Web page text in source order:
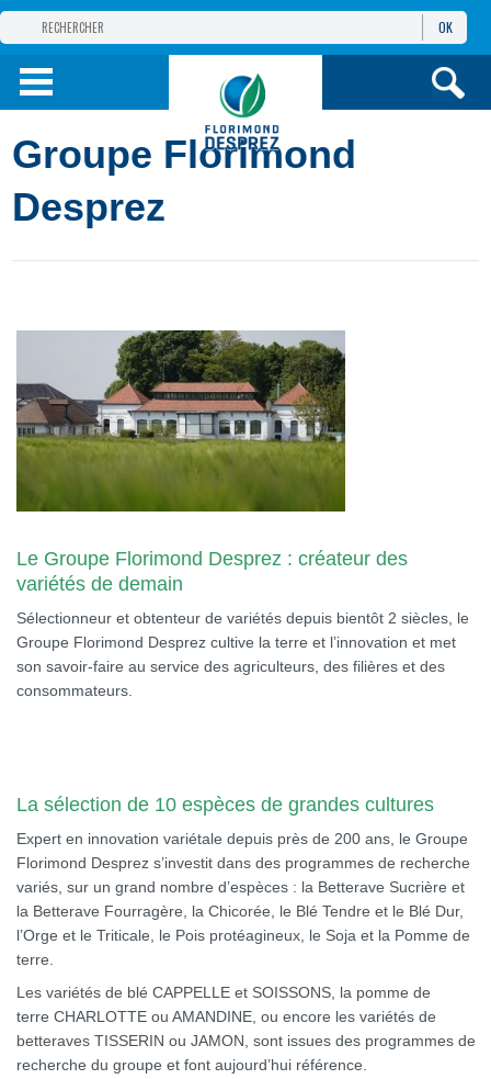
GROUPE
PRODUITS
INFOSET SERVICES
OK
Groupe Florimond
Desprez
Le Groupe Florimond Desprez : créateur des
variétés de demain
Sélectionneur et obtenteur de variétés depuis bientôt 2 siècles, le
Groupe Florimond Desprez cultive la terre et l’innovation et met
son savoir-faire au service des agriculteurs, des filières et des
consommateurs.
La sélection de 10 espèces de grandes cultures
Expert en innovation variétale depuis près de 200 ans, le Groupe
Florimond Desprez s’investit dans des programmes de recherche
variés, sur un grand nombre d’espèces : la Betterave Sucrière et
la Betterave Fourragère, la Chicorée, le Blé Tendre et le Blé Dur,
l’Orge et le Triticale, le Pois protéagineux, le Soja et la Pomme de
terre.
Les variétés de blé CAPPELLE et SOISSONS, la pomme de
terre CHARLOTTE ou AMANDINE, ou encore les variétés de
betteraves TISSERIN ou JAMON, sont issues des programmes de
recherche du groupe et font aujourd’hui référence.